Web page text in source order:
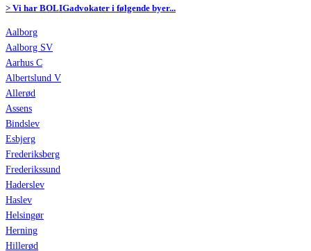
> Vi har BOLIGadvokater i følgende byer...
Aalborg
Aalborg SV
Aarhus C
Albertslund V
Allerød
Assens
Bindslev
Esbjerg
Frederiksberg
Frederikssund
Haderslev
Haslev
Helsingør
Herning
Hillerød